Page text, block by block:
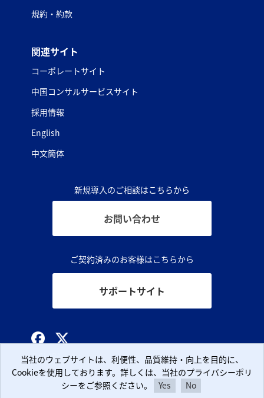
規約・約款
関連サイト
コーポレートサイト
中国コンサルサービスサイト
採用情報
English
中文簡体
新規導入のご相談はこちらから
お問い合わせ
ご契約済みのお客様はこちらから
サポートサイト
© CLARA, Inc.
当社のウェブサイトは、利便性、品質維持・向上を目的に、
Cookieを使用しております。詳しくは、当社のプライバシーポリ
シーをご参照ください。
Yes No
当社のウェブサイトは、利便性、品質維持・向上を目的に、
Cookieを使用しております。詳しくは、当社のプライバシーポリ
シーをご参照ください。
Yes No